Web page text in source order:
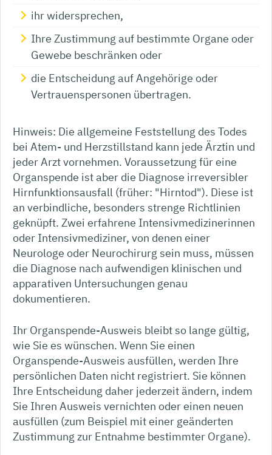
ihr widersprechen,
Ihre Zustimmung auf bestimmte Organe oder
Gewebe beschränken oder
die Entscheidung auf Angehörige oder
Vertrauenspersonen übertragen.
Hinweis: Die allgemeine Feststellung des Todes
bei Atem- und Herzstillstand kann jede Ärztin und
jeder Arzt vornehmen. Voraussetzung für eine
Organspende ist aber die Diagnose irreversibler
Hirnfunktionsausfall (früher: "Hirntod"). Diese ist
an verbindliche, besonders strenge Richtlinien
geknüpft. Zwei erfahrene Intensivmedizinerinnen
oder Intensivmediziner, von denen einer
Neurologe oder Neurochirurg sein muss, müssen
die Diagnose nach aufwendigen klinischen und
apparativen Untersuchungen genau
dokumentieren.
Ihr Organspende-Ausweis bleibt so lange gültig,
wie Sie es wünschen. Wenn Sie einen
Organspende-Ausweis ausfüllen, werden Ihre
persönlichen Daten nicht registriert. Sie können
Ihre Entscheidung daher jederzeit ändern, indem
Sie Ihren Ausweis vernichten oder einen neuen
ausfüllen (zum Beispiel mit einer geänderten
Zustimmung zur Entnahme bestimmter Organe).